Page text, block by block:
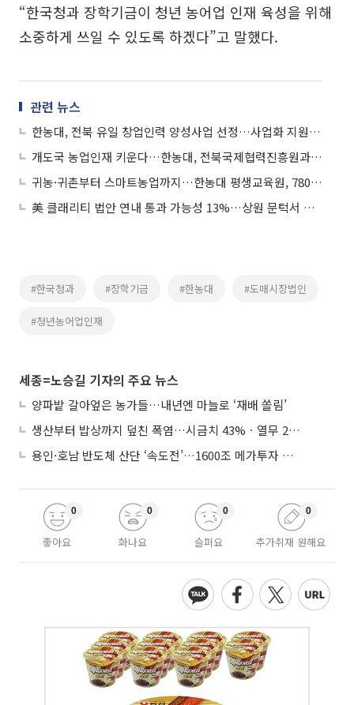
“한국청과 장학기금이 청년 농어업 인재 육성을 위해
소중하게 쓰일 수 있도록 하겠다”고 말했다.
관련 뉴스
한농대, 전북 유일 창업인력 양성사업 선정…사업화 지원까지 잇는다
개도국 농업인재 키운다…한농대, 전북국제협력진흥원과 국제농업교육 협력
귀농·귀촌부터 스마트농업까지…한농대 평생교육원, 780명 키운다
美 클래리티 법안 연내 통과 가능성 13%…상원 문턱서 제동
#한국청과 #장학기금 #한농대 #도매시장법인
#청년농어업인재
세종=노승길 기자의 주요 뉴스
양파밭 갈아엎은 농가들…내년엔 마늘로 ‘재배 쏠림’
생산부터 밥상까지 덮친 폭염…시금치 43%ㆍ열무 28% 급등
용인·호남 반도체 산단 ‘속도전’…1600조 메가투자 이행 총력
좋아요
0
화나요
0
슬퍼요
0
추가취재 원해요
0